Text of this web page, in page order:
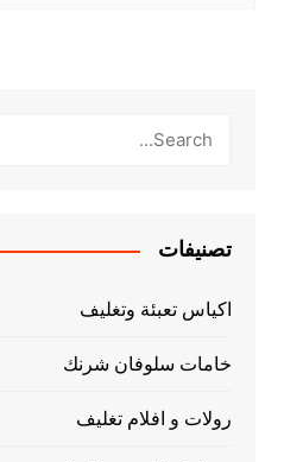
تصنيفات
اكياس تعبئة وتغليف
خامات سلوفان شرنك
رولات و افلام تغليف